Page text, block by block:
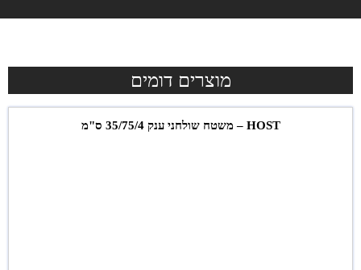
מוצרים דומים
HOST – משטח שולחני ענק 35/75/4 ס"מ